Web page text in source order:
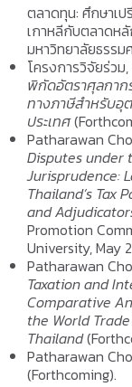
ตลาดทุน: ศึกษาเ
เกาหลีกับตลาดหลั
มหาวิทยาลัยธรร
โครงการวิจัยร่วม,
พิกัดอัตราศุลกาก
ทางภาษีสำหรับอุ
ประเทศ
Patharawan
Disputes under
Jurisprudence:
Thailand’s Tax
and
Promotion
University, May
Patharawan
Taxation and
Comparative
the World
Thailand
Patharawan
(Forthcoming).